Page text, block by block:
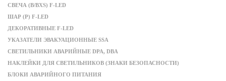
СВЕЧА (B/BXS) F-LED
ШАР (P) F-LED
ДЕКОРАТИВНЫЕ F-LED
УКАЗАТЕЛИ ЭВАКУАЦИОННЫЕ SSA
СВЕТИЛЬНИКИ АВАРИЙНЫЕ DPA, DBA
НАКЛЕЙКИ ДЛЯ СВЕТИЛЬНИКОВ (ЗНАКИ БЕЗОПАСНОСТИ)
БЛОКИ АВАРИЙНОГО ПИТАНИЯ